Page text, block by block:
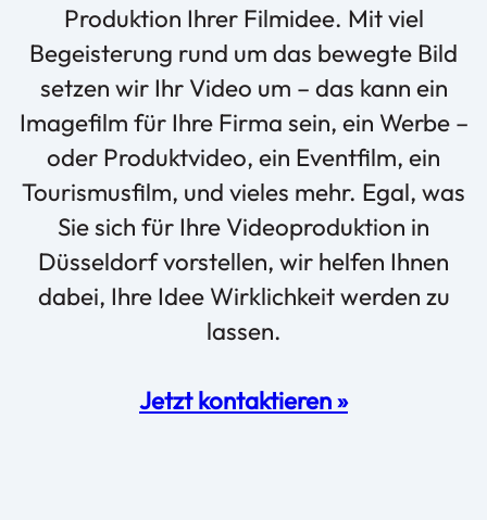
Produktion Ihrer Filmidee. Mit viel
Begeisterung rund um das bewegte Bild
setzen wir Ihr Video um – das kann ein
Imagefilm für Ihre Firma sein, ein Werbe –
oder Produktvideo, ein Eventfilm, ein
Tourismusfilm, und vieles mehr. Egal, was
Sie sich für Ihre Videoproduktion in
Düsseldorf vorstellen, wir helfen Ihnen
dabei, Ihre Idee Wirklichkeit werden zu
lassen.
Jetzt kontaktieren »